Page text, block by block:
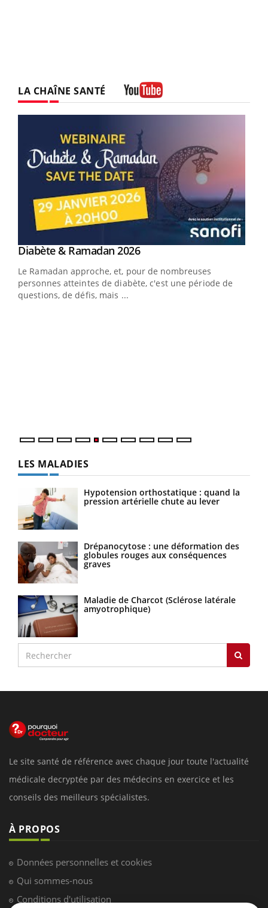
LA CHAÎNE SANTÉ
Youtube
Diabète & Ramadan 2026Youtube
Le Ramadan approche, et, pour de nombreuses
personnes atteintes de diabète, c'est une période de
questions, de défis, mais ...
LES MALADIES
Hypotension orthostatique : quand la
pression artérielle chute au lever
Drépanocytose : une déformation des
globules rouges aux conséquences
graves
Maladie de Charcot (Sclérose latérale
amyotrophique)
Le site santé de référence avec chaque jour toute l'actualité
médicale decryptée par des médecins en exercice et les
conseils des meilleurs spécialistes.
À PROPOS
Données personnelles et cookies
Qui sommes-nous
Conditions d'utilisation